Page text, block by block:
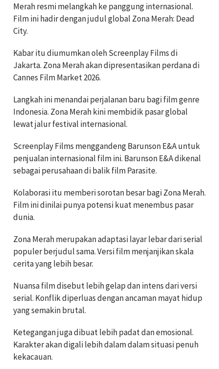
Merah resmi melangkah ke panggung internasional.
Film ini hadir dengan judul global Zona Merah: Dead
City.
Kabar itu diumumkan oleh Screenplay Films di
Jakarta. Zona Merah akan dipresentasikan perdana di
Cannes Film Market 2026.
Langkah ini menandai perjalanan baru bagi film genre
Indonesia. Zona Merah kini membidik pasar global
lewat jalur festival internasional.
Screenplay Films menggandeng Barunson E&A untuk
penjualan internasional film ini. Barunson E&A dikenal
sebagai perusahaan di balik film Parasite.
Kolaborasi itu memberi sorotan besar bagi Zona Merah.
Film ini dinilai punya potensi kuat menembus pasar
dunia.
Zona Merah merupakan adaptasi layar lebar dari serial
populer berjudul sama. Versi film menjanjikan skala
cerita yang lebih besar.
Nuansa film disebut lebih gelap dan intens dari versi
serial. Konflik diperluas dengan ancaman mayat hidup
yang semakin brutal.
Ketegangan juga dibuat lebih padat dan emosional.
Karakter akan digali lebih dalam dalam situasi penuh
kekacauan.